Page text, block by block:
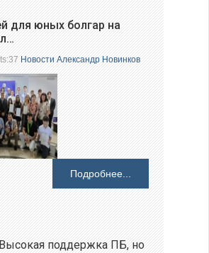
для юных болгар на
Новости Александр Новинков
Подробнее...
Высокая поддержка ПБ, но